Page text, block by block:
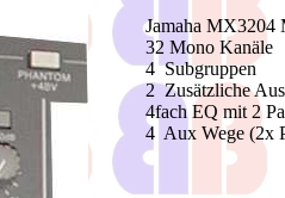
Jamaha
32 Mono Kanäle
4 Subgruppen
2 Zusätzliche
4fach EQ mit 2
4 Aux Wege (2x